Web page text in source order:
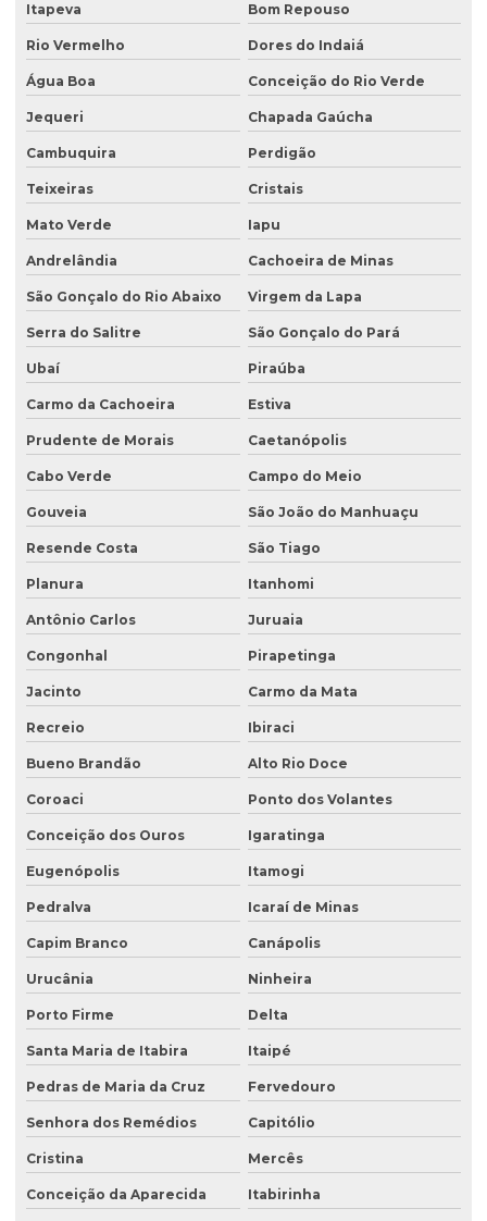
Itapeva Bom Repouso
Rio Vermelho Dores do Indaiá
Água Boa Conceição do Rio Verde
Jequeri Chapada Gaúcha
Cambuquira Perdigão
Teixeiras Cristais
Mato Verde Iapu
Andrelândia Cachoeira de Minas
São Gonçalo do Rio Abaixo Virgem da Lapa
Serra do Salitre São Gonçalo do Pará
Ubaí Piraúba
Carmo da Cachoeira Estiva
Prudente de Morais Caetanópolis
Cabo Verde Campo do Meio
Gouveia São João do Manhuaçu
Resende Costa São Tiago
Planura Itanhomi
Antônio Carlos Juruaia
Congonhal Pirapetinga
Jacinto Carmo da Mata
Recreio Ibiraci
Bueno Brandão Alto Rio Doce
Coroaci Ponto dos Volantes
Conceição dos Ouros Igaratinga
Eugenópolis Itamogi
Pedralva Icaraí de Minas
Capim Branco Canápolis
Urucânia Ninheira
Porto Firme Delta
Santa Maria de Itabira Itaipé
Pedras de Maria da Cruz Fervedouro
Senhora dos Remédios Capitólio
Cristina Mercês
Conceição da Aparecida Itabirinha